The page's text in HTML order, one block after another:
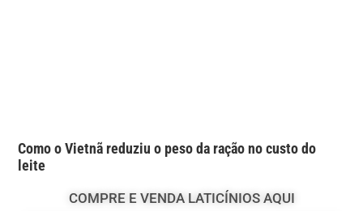
Como o Vietnã reduziu o peso da ração no custo do
leite
COMPRE E VENDA LATICÍNIOS AQUI